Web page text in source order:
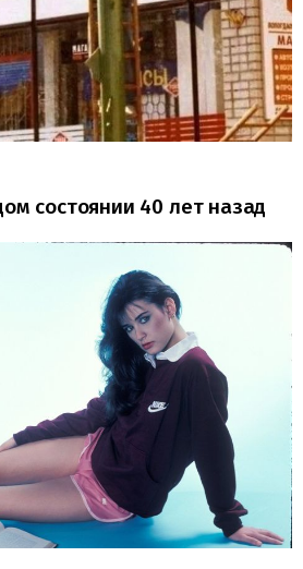
состоянии 40 лет назад